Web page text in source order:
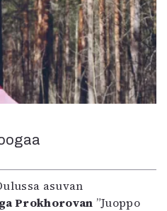
asuvan
Prokhorovan ”Juoppo